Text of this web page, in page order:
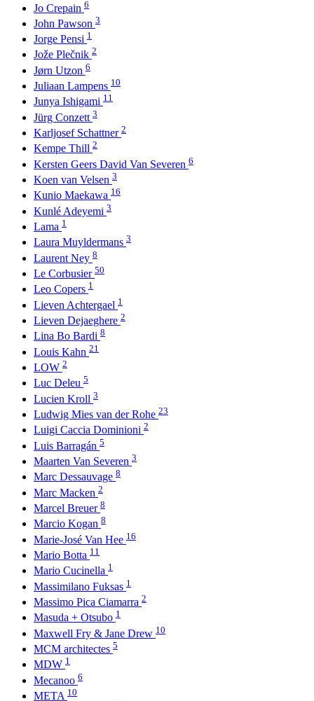
Jo Crepain 6
John Pawson 3
Jorge Pensi 1
Jože Plečnik 2
Jørn Utzon 6
Juliaan Lampens 10
Junya Ishigami 11
Jürg Conzett 3
Karljosef Schattner 2
Kempe Thill 2
Kersten Geers David Van Severen 6
Koen van Velsen 3
Kunio Maekawa 16
Kunlé Adeyemi 3
Lama 1
Laura Muyldermans 3
Laurent Ney 8
Le Corbusier 50
Leo Copers 1
Lieven Achtergael 1
Lieven Dejaeghere 2
Lina Bo Bardi 8
Louis Kahn 21
LOW 2
Luc Deleu 5
Lucien Kroll 3
Ludwig Mies van der Rohe 23
Luigi Caccia Dominioni 2
Luis Barragán 5
Maarten Van Severen 3
Marc Dessauvage 8
Marc Macken 2
Marcel Breuer 8
Marcio Kogan 8
Marie-José Van Hee 16
Mario Botta 11
Mario Cucinella 1
Massimilano Fuksas 1
Massimo Pica Ciamarra 2
Masuda + Otsubo 1
Maxwell Fry & Jane Drew 10
MCM architectes 5
MDW 1
Mecanoo 6
META 10